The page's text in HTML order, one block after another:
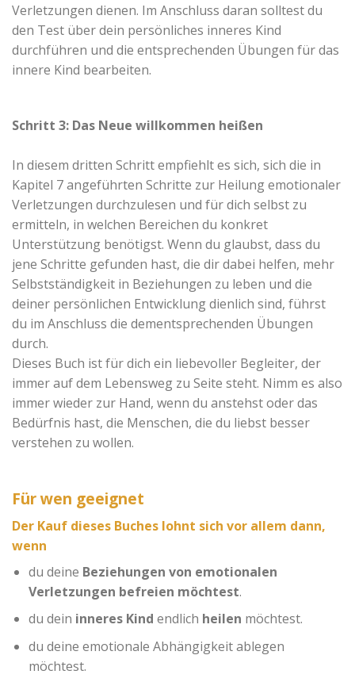
Verletzungen dienen. Im Anschluss daran solltest du
den Test über dein persönliches inneres Kind
durchführen und die entsprechenden Übungen für das
innere Kind bearbeiten.
Schritt 3: Das Neue willkommen heißen
In diesem dritten Schritt empfiehlt es sich, sich die in
Kapitel 7 angeführten Schritte zur Heilung emotionaler
Verletzungen durchzulesen und für dich selbst zu
ermitteln, in welchen Bereichen du konkret
Unterstützung benötigst. Wenn du glaubst, dass du
jene Schritte gefunden hast, die dir dabei helfen, mehr
Selbstständigkeit in Beziehungen zu leben und die
deiner persönlichen Entwicklung dienlich sind, führst
du im Anschluss die dementsprechenden Übungen
durch.
Dieses Buch ist für dich ein liebevoller Begleiter, der
immer auf dem Lebensweg zu Seite steht. Nimm es also
immer wieder zur Hand, wenn du anstehst oder das
Bedürfnis hast, die Menschen, die du liebst besser
verstehen zu wollen.
Für wen geeignet
Der Kauf dieses Buches lohnt sich vor allem dann,
wenn
du deine Beziehungen von emotionalen
Verletzungen befreien möchtest.
du dein inneres Kind endlich heilen möchtest.
du deine emotionale Abhängigkeit ablegen
möchtest.